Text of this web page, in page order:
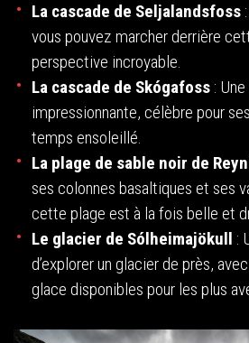
La cascade de Seljalandsfoss
vous pouvez marcher derrière
perspective incroyable.
La cascade de Skógafoss :
impressionnante, célèbre pour
temps ensoleillé.
La plage de sable noir de
ses colonnes basaltiques et ses
cette plage est à la fois belle et
Le glacier de Sólheimajökull :
d’explorer un glacier de près,
glace disponibles pour les plus